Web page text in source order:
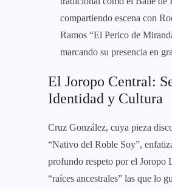
compartiendo escena con
Ramos “El Perico de
marcando su presencia en
El Joropo Central:
Identidad y Cultura
Cruz González, cuya pieza
“Nativo del Roble Soy”,
profundo respeto por el Joropo
“raíces ancestrales” las que lo